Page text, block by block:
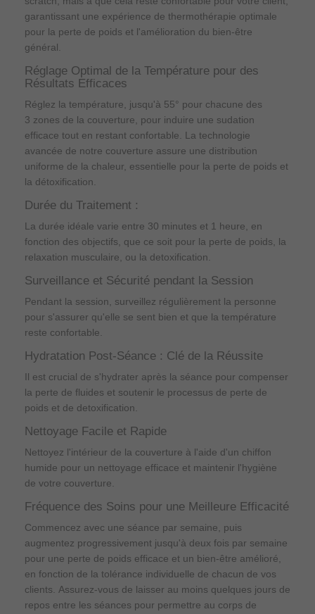
garantissant une expérience de thermothérapie optimale
pour la perte de poids et l'amélioration du bien-être
général.
Réglage Optimal de la Température pour des
Résultats Efficaces
Réglez la température, jusqu'à 55° pour chacune des
3 zones de la couverture, pour induire une sudation
efficace tout en restant confortable. La technologie
avancée de notre couverture assure une distribution
uniforme de la chaleur, essentielle pour la perte de poids et
la détoxification.
Durée du Traitement :
La durée idéale varie entre 30 minutes et 1 heure, en
fonction des objectifs, que ce soit pour la perte de poids, la
relaxation musculaire, ou la detoxification.
Surveillance et Sécurité pendant la Session
Pendant la session, surveillez régulièrement la personne
pour s'assurer qu'elle se sent bien et que la température
reste confortable.
Hydratation Post-Séance : Clé de la Réussite
Il est crucial de s'hydrater après la séance pour compenser
la perte de fluides et soutenir le processus de perte de
poids et de detoxification.
Nettoyage Facile et Rapide
Nettoyez l'intérieur de la couverture à l'aide d'un chiffon
humide pour un nettoyage efficace et maintenir l'hygiène
de votre couverture.
Fréquence des Soins pour une Meilleure Efficacité
Commencez avec une séance par semaine, puis
augmentez progressivement jusqu'à deux fois par semaine
pour une perte de poids efficace et un bien-être amélioré,
en fonction de la tolérance individuelle de chacun de vos
clients. Assurez-vous de laisser au moins quelques jours de
repos entre les séances pour permettre au corps de